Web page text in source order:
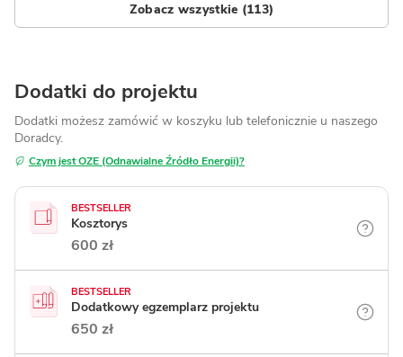
Zobacz wszystkie (113)
Dodatki do projektu
Dodatki możesz zamówić w koszyku lub telefonicznie u naszego
Doradcy.
Czym jest OZE (Odnawialne Źródło Energii)?
BESTSELLER
Kosztorys
600 zł
BESTSELLER
Dodatkowy egzemplarz projektu
650 zł